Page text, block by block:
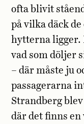
ofta blivit
på vilka däck
hytterna ligger.
vad som döljer
– där måste ju
passagerarna
Strandberg
där det finns en